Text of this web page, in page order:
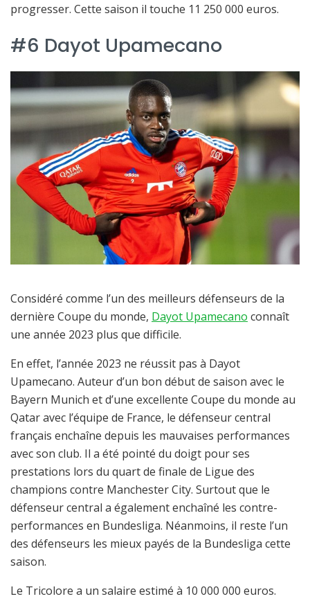
progresser. Cette saison il touche 11 250 000 euros.
#6 Dayot Upamecano
Considéré comme l’un des meilleurs défenseurs de la
dernière Coupe du monde, Dayot Upamecano connaît
une année 2023 plus que difficile.
En effet, l’année 2023 ne réussit pas à Dayot
Upamecano. Auteur d’un bon début de saison avec le
Bayern Munich et d’une excellente Coupe du monde au
Qatar avec l’équipe de France, le défenseur central
français enchaîne depuis les mauvaises performances
avec son club. Il a été pointé du doigt pour ses
prestations lors du quart de finale de Ligue des
champions contre Manchester City. Surtout que le
défenseur central a également enchaîné les contre-
performances en Bundesliga. Néanmoins, il reste l’un
des défenseurs les mieux payés de la Bundesliga cette
saison.
Le Tricolore a un salaire estimé à 10 000 000 euros.